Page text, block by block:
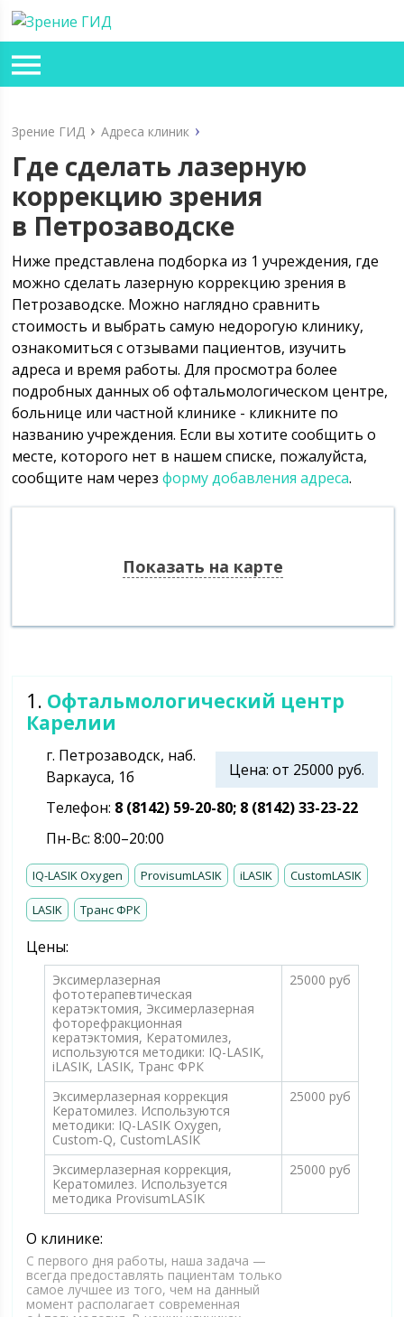
Зрение ГИД Адреса клиник
Где сделать лазерную
коррекцию зрения
в Петрозаводске
Ниже представлена подборка из 1 учреждения, где
можно сделать лазерную коррекцию зрения в
Петрозаводске. Можно наглядно сравнить
стоимость и выбрать самую недорогую клинику,
ознакомиться с отзывами пациентов, изучить
адреса и время работы. Для просмотра более
подробных данных об офтальмологическом центре,
больнице или частной клинике - кликните по
названию учреждения. Если вы хотите сообщить о
месте, которого нет в нашем списке, пожалуйста,
сообщите нам черезформу добавления адреса.
Показать на карте
1. Офтальмологический центр
Карелии
Цена: от 25000 руб.
г. Петрозаводск, наб.
Варкауса, 1б
Телефон: 8 (8142) 59-20-80; 8 (8142) 33-23-22
Пн-Вс: 8:00–20:00
IQ-LASIK Oxygen ProvisumLASIK iLASIK CustomLASIK
LASIK Транс ФРК
Цены:
Эксимерлазерная
фототерапевтическая
кератэктомия, Эксимерлазерная
фоторефракционная
кератэктомия, Кератомилез,
используются методики: IQ-LASIK,
iLASIK, LASIK, Транс ФРК
25000 руб
Эксимерлазерная коррекция
Кератомилез. Используются
методики: IQ-LASIK Oxygen,
Custom-Q, CustomLASIK
25000 руб
Эксимерлазерная коррекция,
Кератомилез. Используется
методика ProvisumLASIK
25000 руб
О клинике:
С первого дня работы, наша задача —
всегда предоставлять пациентам только
самое лучшее из того, чем на данный
момент располагает современная